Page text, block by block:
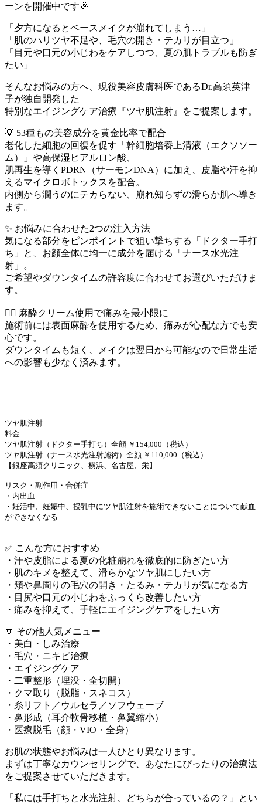
ーンを開催中です🎉
「夕方になるとベースメイクが崩れてしまう…」
「肌のハリツヤ不足や、毛穴の開き・テカリが目立つ」
「目元や口元の小じわをケアしつつ、夏の肌トラブルも防ぎ
たい」
そんなお悩みの方へ、現役美容皮膚科医であるDr.高須英津
子が独自開発した
特別なエイジングケア治療『ツヤ肌注射』をご提案します。
💡 53種もの美容成分を黄金比率で配合
老化した細胞の回復を促す「幹細胞培養上清液（エクソソー
ム）」や高保湿ヒアルロン酸、
肌再生を導くPDRN（サーモンDNA）に加え、皮脂や汗を抑
えるマイクロボトックスを配合。
内側から潤うのにテカらない、崩れ知らずの滑らか肌へ導き
ます。
✨ お悩みに合わせた2つの注入方法
気になる部分をピンポイントで狙い撃ちする「ドクター手打
ち」と、お顔全体に均一に成分を届ける「ナース水光注
射」。
ご希望やダウンタイムの許容度に合わせてお選びいただけま
す。
🚶‍♀️ 麻酔クリーム使用で痛みを最小限に
施術前には表面麻酔を使用するため、痛みが心配な方でも安
心です。
ダウンタイムも短く、メイクは翌日から可能なので日常生活
への影響も少なく済みます。
ツヤ肌注射
料金
ツヤ肌注射（ドクター手打ち）全顔 ￥154,000（税込）
ツヤ肌注射（ナース水光注射施術）全顔 ￥110,000（税込）
【銀座高須クリニック、横浜、名古屋、栄】
リスク・副作用・合併症
・内出血
・妊活中、妊娠中、授乳中にツヤ肌注射を施術できないことについて献血
ができなくなる
✅ こんな方におすすめ
・汗や皮脂による夏の化粧崩れを徹底的に防ぎたい方
・肌のキメを整えて、滑らかなツヤ肌にしたい方
・頬や鼻周りの毛穴の開き・たるみ・テカリが気になる方
・目尻や口元の小じわをふっくら改善したい方
・痛みを抑えて、手軽にエイジングケアをしたい方
🔽 その他人気メニュー
・美白・しみ治療
・毛穴・ニキビ治療
・エイジングケア
・二重整形（埋没・全切開）
・クマ取り（脱脂・スネコス）
・糸リフト／ウルセラ／ソフウェーブ
・鼻形成（耳介軟骨移植・鼻翼縮小）
・医療脱毛（顔・VIO・全身）
お肌の状態やお悩みは一人ひとり異なります。
まずは丁寧なカウンセリングで、あなたにぴったりの治療法
をご提案させていただきます。
「私には手打ちと水光注射、どちらが合っているの？」とい